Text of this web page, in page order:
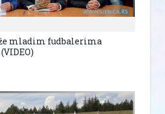
mladim fudbalerima